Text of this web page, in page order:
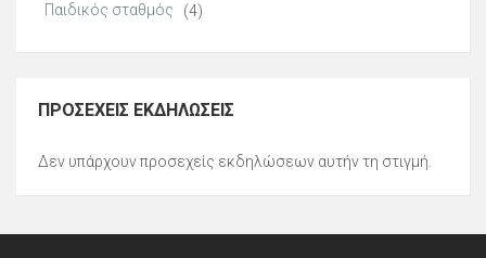
Παιδικός σταθμός (4)
ΠΡΟΣΕΧΕΊΣ ΕΚΔΗΛΏΣΕΙΣ
Δεν υπάρχουν προσεχείς εκδηλώσεων αυτήν τη στιγμή.